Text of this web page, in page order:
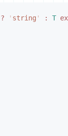
? ' string ' : T